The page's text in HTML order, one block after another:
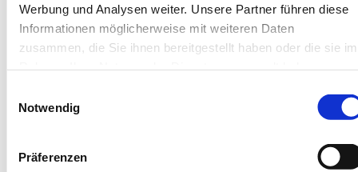
Werbung und Analysen weiter. Unsere Partner führen diese
Informationen möglicherweise mit weiteren Daten
zusammen, die Sie ihnen bereitgestellt haben oder die sie im
Notwendig
Präferenzen
Neu